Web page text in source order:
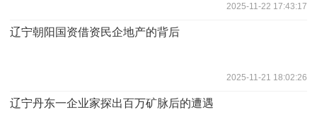
2025-11-22 17:43:17
辽宁朝阳国资借资民企地产的背后
2025-11-21 18:02:26
辽宁丹东一企业家探出百万矿脉后的遭遇